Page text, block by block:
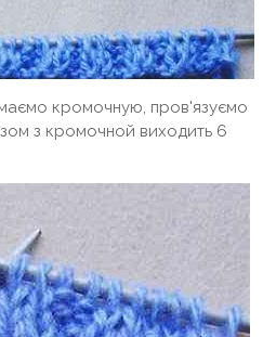
кромочную, пров'язуємо
з кромочной виходить 6